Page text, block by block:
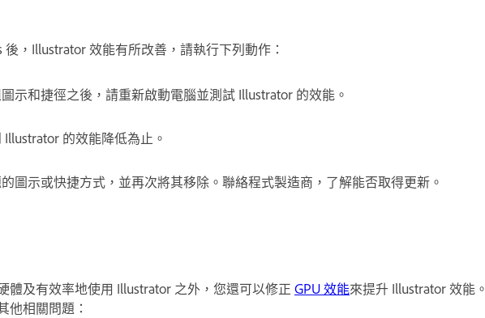
，Illustrator 效能有所改善，請執行下列動作：
示和捷徑之後，請重新啟動電腦並測試 Illustrator 的效能。
的效能降低為止。
圖示或快捷方式，並再次將其移除。聯絡程式製造商，了解能否取得更新。
體及有效率地使用 Illustrator 之外，您還可以修正 GPU 效能來提升 Illustrator 效能。
他相關問題：